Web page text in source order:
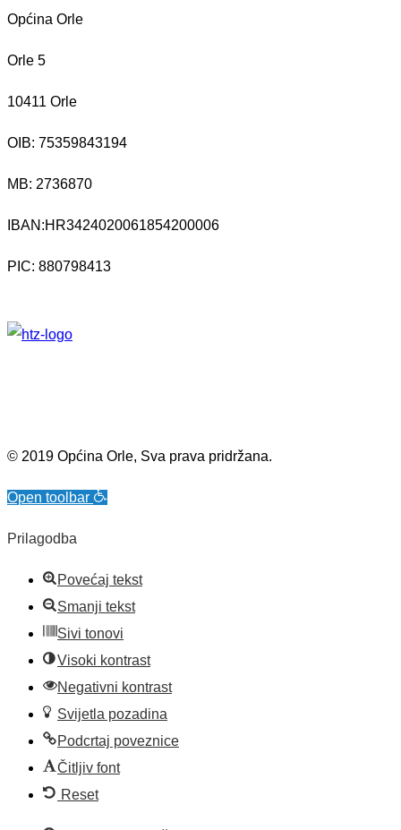
Općina Orle
Orle 5
10411 Orle
OIB: 75359843194
MB: 2736870
IBAN:HR3424020061854200006
PIC: 880798413
© 2019 Općina Orle, Sva prava pridržana.
Open toolbar
Prilagodba
Povećaj tekst
Smanji tekst
Sivi tonovi
Visoki kontrast
Negativni kontrast
Svijetla pozadina
Podcrtaj poveznice
Čitljiv font
Reset